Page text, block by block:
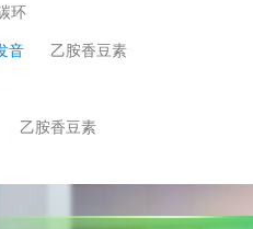
环
音 乙胺香豆素
乙胺香豆素